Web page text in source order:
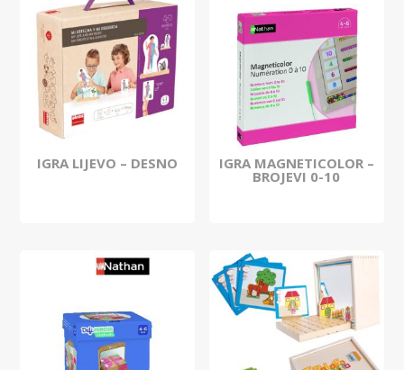
IGRA LIJEVO – DESNO IGRA MAGNETICOLOR –
BROJEVI 0-10